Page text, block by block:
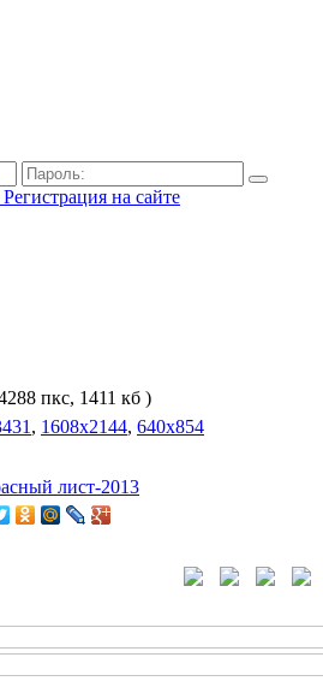
Регистрация на сайте
пкс, 1411 кб )
, 1608x2144, 640x854
лист-2013